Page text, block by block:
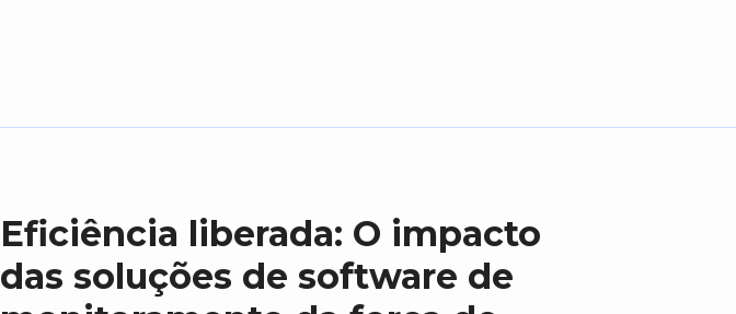
Eficiência liberada: O impacto
das soluções de software de